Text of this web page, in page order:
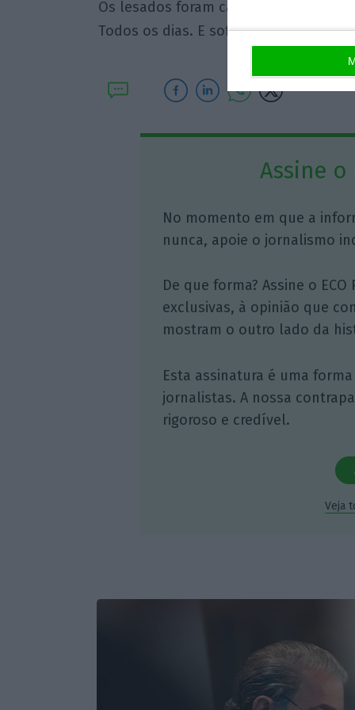
Os lesados foram causados pela
Todos os dias. E sofro com isso”, disse.
Assine o
No momento em que a
nunca, apoie o jornalismo
De que forma? Assine o
exclusivas, à opinião que
mostram o outro lado da
Esta assinatura é uma
jornalistas. A nossa
rigoroso e credível.
Veja